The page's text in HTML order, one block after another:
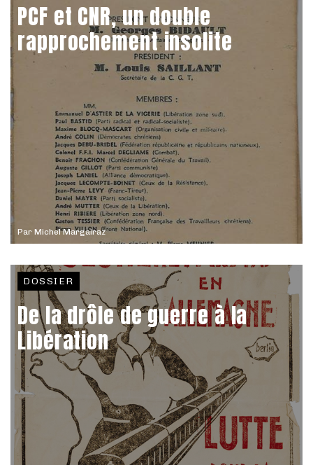
Par Michel Margairaz
PCF et CNR, un double
rapprochement insolite
DOSSIER
De la drôle de guerre à la
Libération